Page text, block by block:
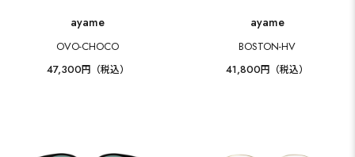
ayame
OVO-CHOCO
47,300円（税込）
ayame
BOSTON-HV
41,800円（税込）